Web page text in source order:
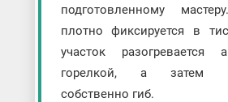
подготовленному
плотно фиксируется в
участок разогревается
горелкой, а затем
собственно гиб.